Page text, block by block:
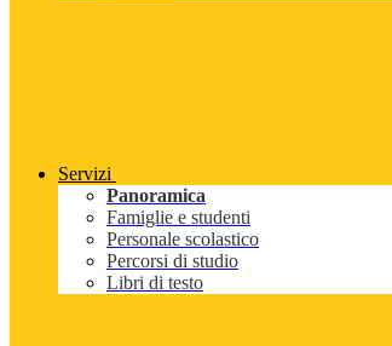
Servizi
Panoramica
Famiglie e studenti
Personale scolastico
Percorsi di studio
Libri di testo